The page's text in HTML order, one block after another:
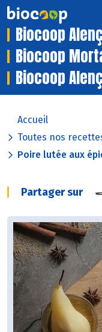
Biocoop
Biocoop
Biocoop
Accueil
Toutes nos
Poire lutée aux
Partager sur